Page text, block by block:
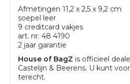
Afmetingen 11,2 x 2,5 x 9,2 cm
soepel leer
9 creditcard vakjes
art. nr. 48 4190
2 jaar garantie
House of BagZ is officieel
Castelijn & Beerens. U kunt
terecht.